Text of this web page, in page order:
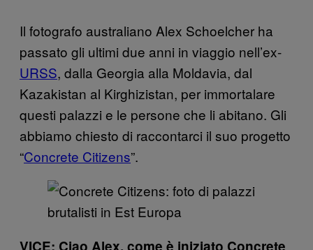
Il fotografo australiano Alex Schoelcher ha
passato gli ultimi due anni in viaggio nell’ex-
URSS, dalla Georgia alla Moldavia, dal
Kazakistan al Kirghizistan, per immortalare
questi palazzi e le persone che li abitano. Gli
abbiamo chiesto di raccontarci il suo progetto
“Concrete Citizens”.
VICE: Ciao Alex, come è iniziato Concrete